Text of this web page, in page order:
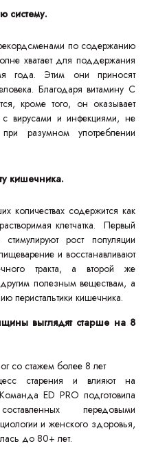
систему.
по содержанию
хватает для поддержания
года. Этим они приносят
Благодаря витамину С
кроме того, он оказывает
вирусами и инфекциями, не
разумном употреблении
кишечника.
количествах содержится как
клетчатка. Первый
рост популяции
и восстанавливают
тракта, а второй же
другим полезным веществам, а
перистальтики кишечника.
выглядят старше на 8
со стажем более 8 лет
старения и влияют на
ED PRO подготовила
передовыми
и женского здоровья,
до 80+ лет.